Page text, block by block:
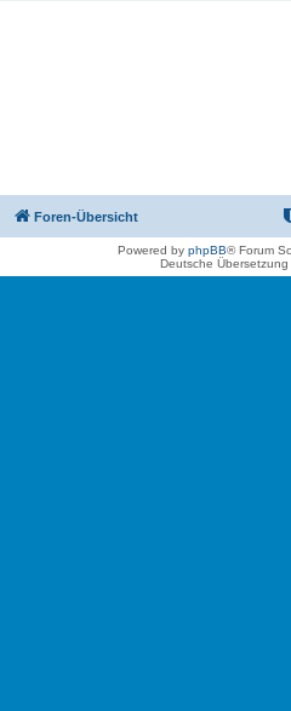
Foren-Übersicht
Powered by phpBB® Forum
Deutsche Übersetzung